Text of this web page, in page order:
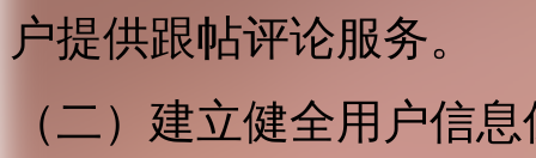
户提供跟帖评论服务。
（二）建立健全用户信